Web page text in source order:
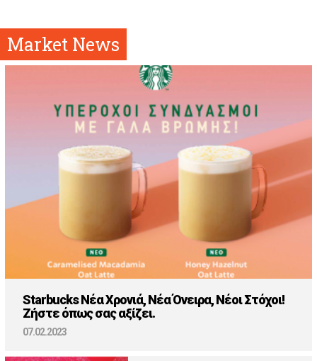
Market News
Starbucks Νέα Χρονιά, Νέα Όνειρα, Νέοι Στόχοι!
Ζήστε όπως σας αξίζει.
07.02.2023